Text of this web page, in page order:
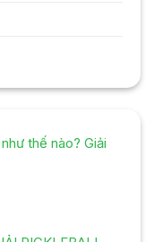
thế nào? Giải